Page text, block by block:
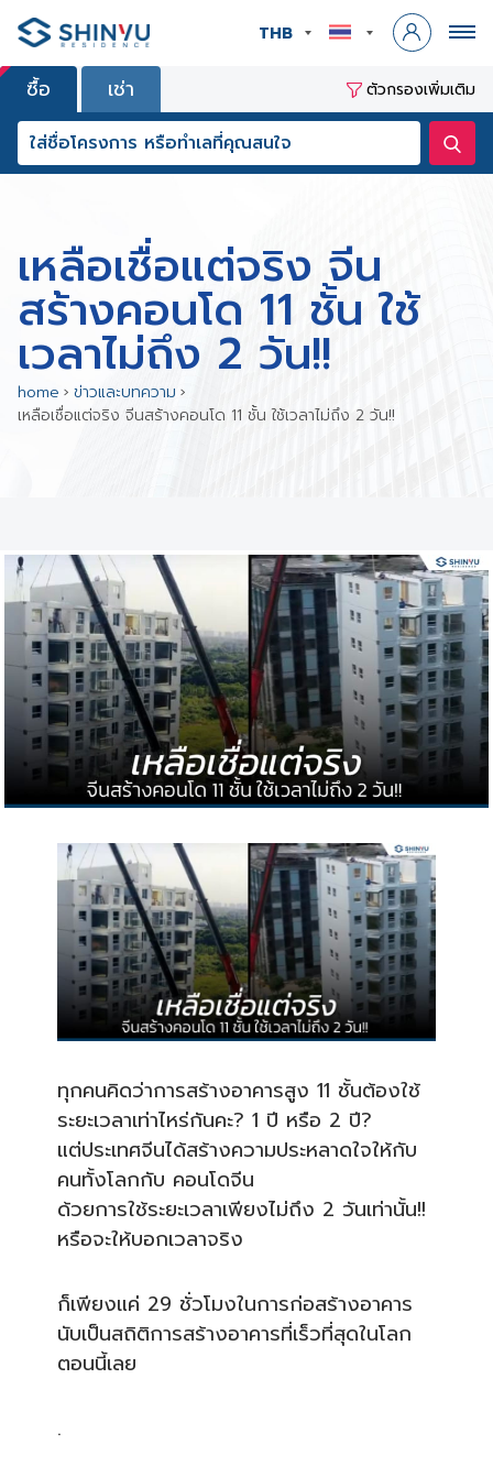
THB
ซื้อ เช่า ตัวกรองเพิ่มเติม
เหลือเชื่อแต่จริง จีน
สร้างคอนโด 11 ชั้น ใช้
เวลาไม่ถึง 2 วัน!!
home › ข่าวและบทความ ›
เหลือเชื่อแต่จริง จีนสร้างคอนโด 11 ชั้น ใช้เวลาไม่ถึง 2 วัน!!
ทุกคนคิดว่าการสร้างอาคารสูง 11 ชั้นต้องใช้
ระยะเวลาเท่าไหร่กันคะ? 1 ปี หรือ 2 ปี?
แต่ประเทศจีนได้สร้างความประหลาดใจให้กับ
คนทั้งโลกกับ คอนโดจีน
ด้วยการใช้ระยะเวลาเพียงไม่ถึง 2 วันเท่านั้น!!
หรือจะให้บอกเวลาจริง
ก็เพียงแค่ 29 ชั่วโมงในการก่อสร้างอาคาร
นับเป็นสถิติการสร้างอาคารที่เร็วที่สุดในโลก
ตอนนี้เลย
.